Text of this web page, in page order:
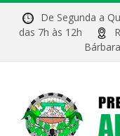
De Segunda a
das 7h às 12h